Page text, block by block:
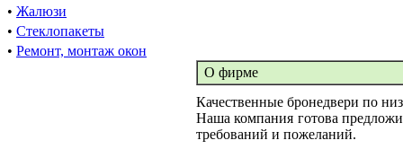
• Жалюзи
• Стеклопакеты
• Ремонт, монтаж окон
О фирме
Качественные бронедвери по
Наша компания готова
требований и пожеланий.